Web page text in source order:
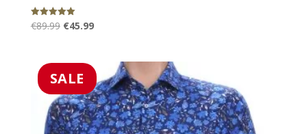
Gewaardeerd
5.00
€89.99 Oorspronkelijke
€89.99.
€45.99Huidige
€45.99.
SALE